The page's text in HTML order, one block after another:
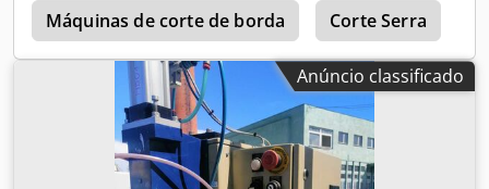
Máquinas de corte de borda Corte Serra
Anúncio classificado